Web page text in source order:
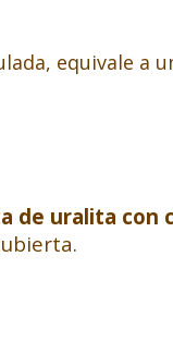
equivale a
de uralita con